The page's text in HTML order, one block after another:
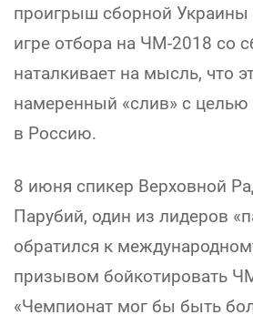
проигрыш сборной
игре отбора на ЧМ-2018 со
наталкивает на мысль, что
намеренный «слив» с целью
в Россию.
8 июня спикер Верховной
Парубий, один из лидеров
обратился к
призывом бойкотировать
«Чемпионат мог бы быть